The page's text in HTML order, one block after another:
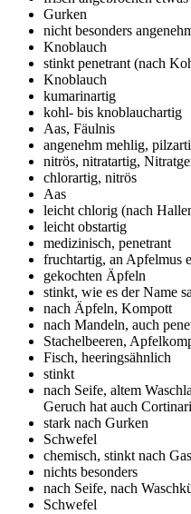
Gurken
nicht besonders
Knoblauch
stinkt penetrant (nach
Knoblauch
kumarinartig
kohl- bis knoblauchartig
Aas, Fäulnis
angenehm mehlig,
nitrös, nitratartig,
chlorartig, nitrös
Aas
leicht chlorig (nach
leicht obstartig
medizinisch, penetrant
fruchtartig, an Apfelmus
gekochten Äpfeln
stinkt, wie es der Name
nach Äpfeln, Kompott
nach Mandeln, auch
Stachelbeeren,
Fisch, heeringsähnlich
stinkt
nach Seife, altem
Geruch hat auch
stark nach Gurken
Schwefel
chemisch, stinkt nach
nichts besonders
nach Seife, nach
Schwefel